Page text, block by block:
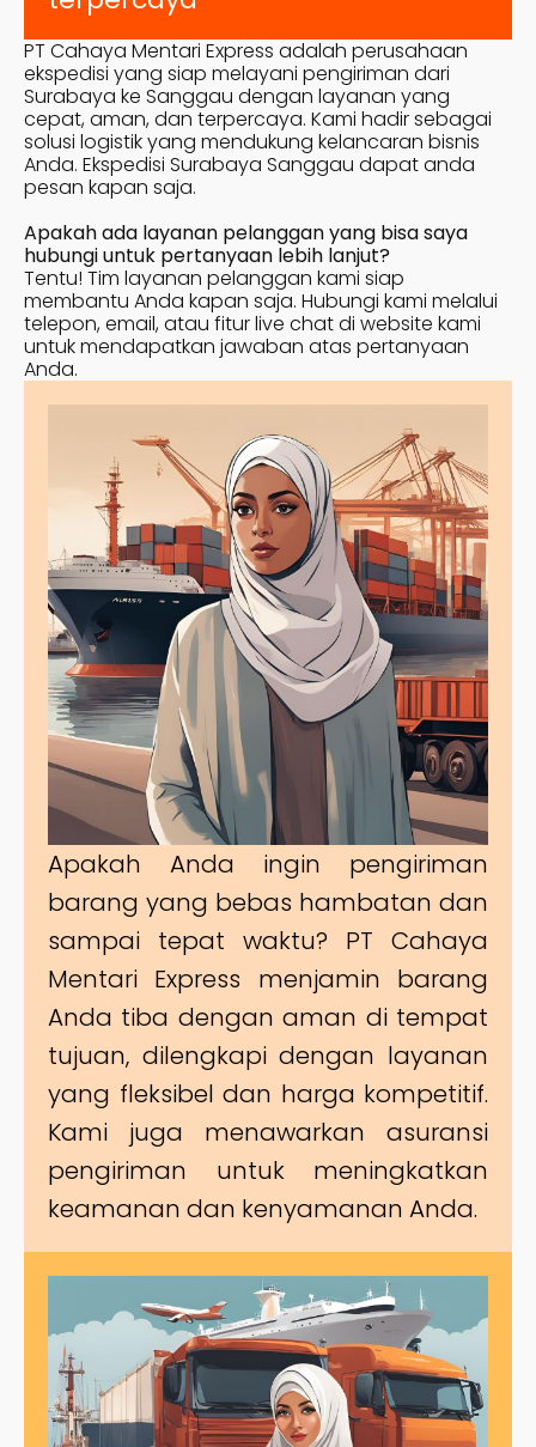
PT Cahaya Mentari Express adalah perusahaan
ekspedisi yang siap melayani pengiriman dari
Surabaya ke Sanggau dengan layanan yang
cepat, aman, dan terpercaya. Kami hadir sebagai
solusi logistik yang mendukung kelancaran bisnis
Anda. Ekspedisi Surabaya Sanggau dapat anda
pesan kapan saja.
Apakah ada layanan pelanggan yang bisa saya
hubungi untuk pertanyaan lebih lanjut?
Tentu! Tim layanan pelanggan kami siap
membantu Anda kapan saja. Hubungi kami melalui
telepon, email, atau fitur live chat di website kami
untuk mendapatkan jawaban atas pertanyaan
Anda.
Apakah Anda ingin pengiriman
barang yang bebas hambatan dan
sampai tepat waktu? PT Cahaya
Mentari Express menjamin barang
Anda tiba dengan aman di tempat
tujuan, dilengkapi dengan layanan
yang fleksibel dan harga kompetitif.
Kami juga menawarkan asuransi
pengiriman untuk meningkatkan
keamanan dan kenyamanan Anda.